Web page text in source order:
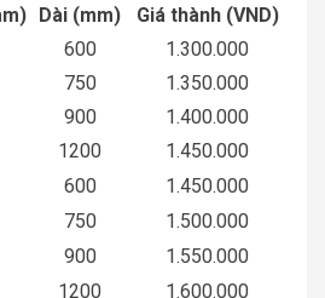
Dài (mm) Giá thành (VND)
600
1.300.000
750
1.350.000
900
1.400.000
1200
1.450.000
600
1.450.000
750
1.500.000
900
1.550.000
1200
1.600.000